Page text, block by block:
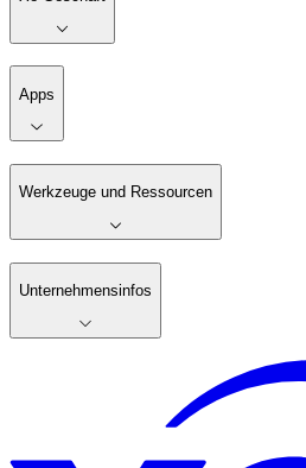
Apps
Werkzeuge und Ressourcen
Unternehmensinfos